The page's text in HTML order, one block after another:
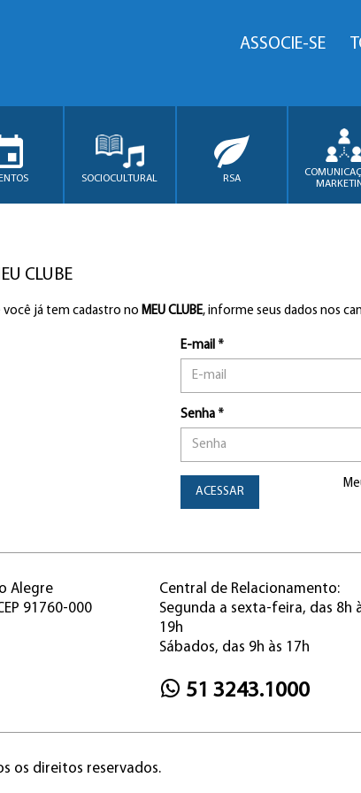
ASSOCIE-SE
SOCIOCULTURAL RSA
CLUBE
você já tem cadastro no MEU CLUBE, informe seus dados nos
E-mail *
Senha *
ACESSAR
Alegre
91760-000
Central de Relacionamento:
Segunda a sexta-feira, das 8h
19h
Sábados, das 9h às 17h
51 3243.1000
os direitos reservados.